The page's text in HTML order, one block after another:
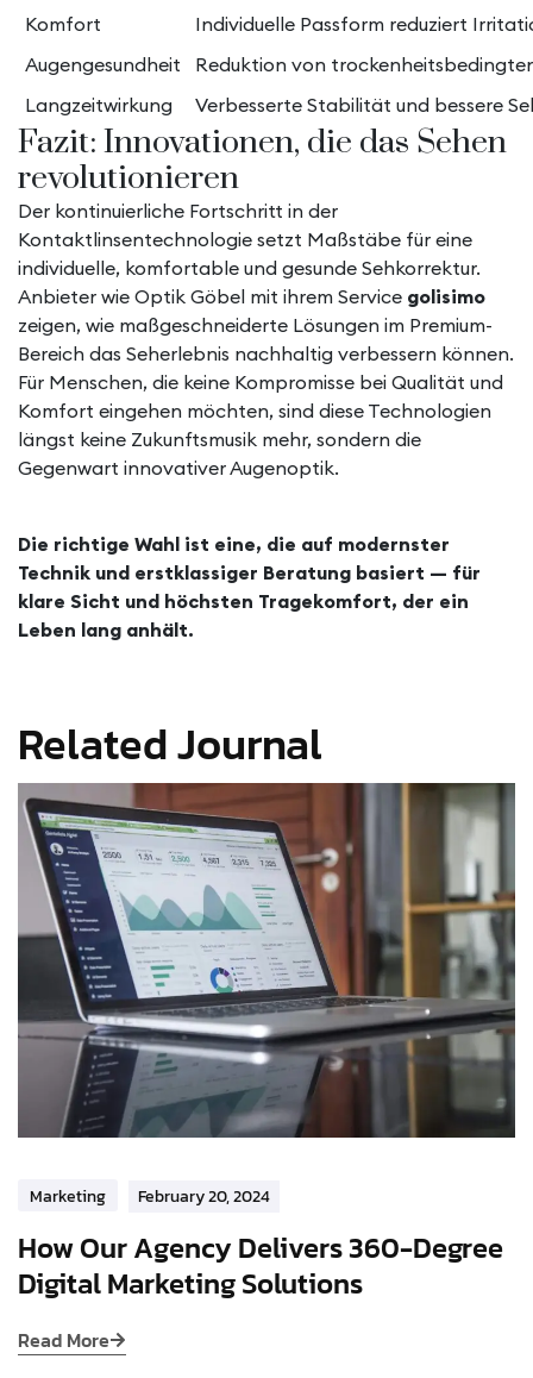
Komfort
Individuelle Passform reduziert
Augengesundheit
Reduktion von
Langzeitwirkung
Verbesserte Stabilität und bessere
Fazit: Innovationen, die das Sehen
revolutionieren
Der kontinuierliche Fortschritt in der
Kontaktlinsentechnologie setzt Maßstäbe für eine
individuelle, komfortable und gesunde Sehkorrektur.
Anbieter wie Optik Göbel mit ihrem Service golisimo
zeigen, wie maßgeschneiderte Lösungen im Premium-
Bereich das Seherlebnis nachhaltig verbessern können.
Für Menschen, die keine Kompromisse bei Qualität und
Komfort eingehen möchten, sind diese Technologien
längst keine Zukunftsmusik mehr, sondern die
Gegenwart innovativer Augenoptik.
Die richtige Wahl ist eine, die auf modernster
Technik und erstklassiger Beratung basiert — für
klare Sicht und höchsten Tragekomfort, der ein
Leben lang anhält.
Related Journal
Marketing February 20, 2024
How Our Agency Delivers 360-Degree
Digital Marketing Solutions
Read More